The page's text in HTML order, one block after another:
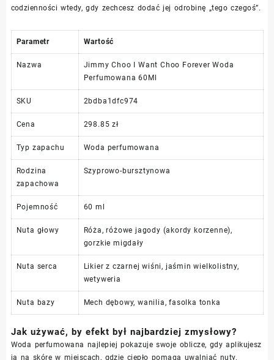
codzienności wtedy, gdy zechcesz dodać jej odrobinę „tego czegoś”.
Parametr Wartość
Nazwa
Jimmy Choo I Want Choo Forever Woda
Perfumowana 60Ml
SKU 2bdba1dfc974
Cena 298.85 zł
Typ zapachu Woda perfumowana
Rodzina
zapachowa
Szyprowo-bursztynowa
Pojemność 60 ml
Nuta głowy
Róża, różowe jagody (akordy korzenne),
gorzkie migdały
Nuta serca
Likier z czarnej wiśni, jaśmin wielkolistny,
wetyweria
Nuta bazy Mech dębowy, wanilia, fasolka tonka
Jak używać, by efekt był najbardziej zmysłowy?
Woda perfumowana najlepiej pokazuje swoje oblicze, gdy aplikujesz
ją na skórę w miejscach, gdzie ciepło pomaga uwalniać nuty.